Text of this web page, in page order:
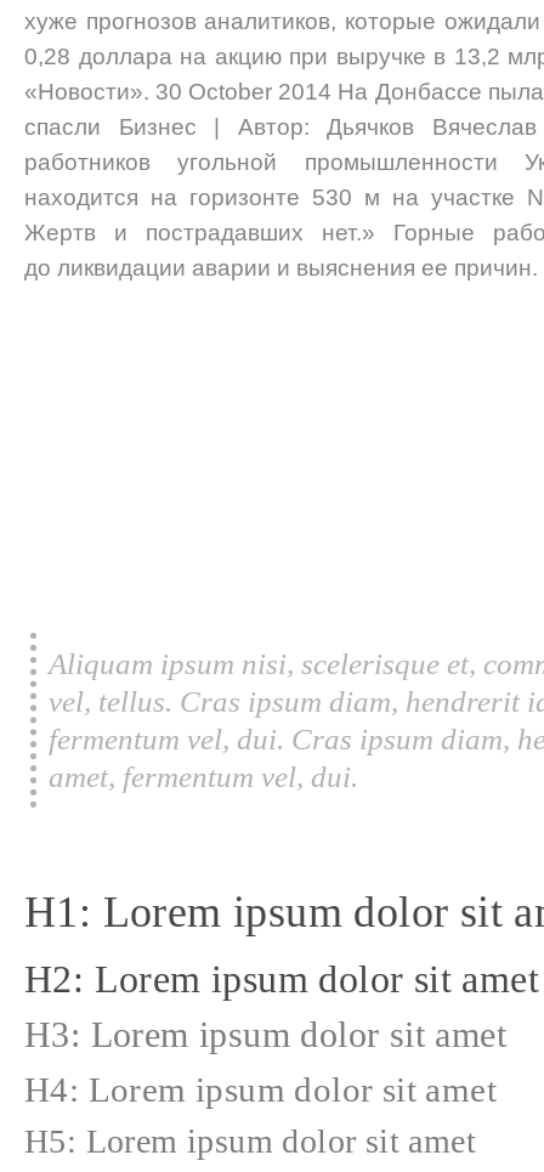
хуже прогнозов аналитиков, которые
0,28 доллара на акцию при выручке в 13,2
«Новости». 30 October 2014 На Донбассе
спасли Бизнес | Автор: Дьячков
работников угольной промышленности
находится на горизонте 530 м на участке
Жертв и пострадавших нет.» Горные
до ликвидации аварии и выяснения ее причин.
Aliquam ipsum nisi, scelerisque et,
vel, tellus. Cras ipsum diam, hendrerit
fermentum vel, dui. Cras ipsum diam,
amet, fermentum vel, dui.
H1: Lorem ipsum dolor sit
H2: Lorem ipsum dolor sit amet
H3: Lorem ipsum dolor sit amet
H4: Lorem ipsum dolor sit amet
H5: Lorem ipsum dolor sit amet